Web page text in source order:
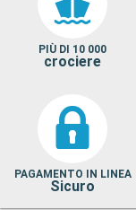
PIÙ DI 10 000
crociere
PAGAMENTO IN LINEA
Sicuro